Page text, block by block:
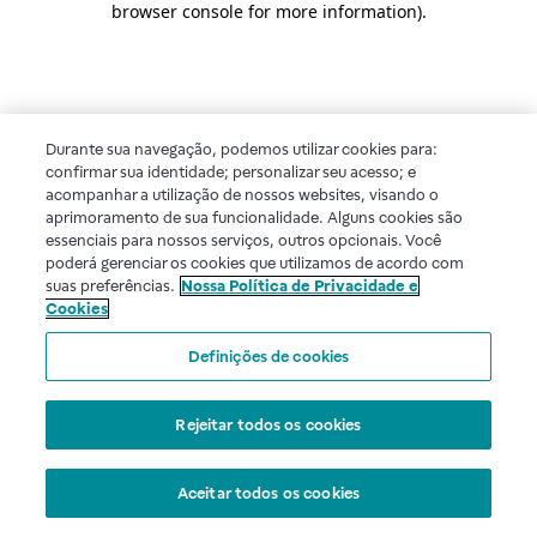
browser console for more information).
Durante sua navegação, podemos utilizar cookies para:
confirmar sua identidade; personalizar seu acesso; e
acompanhar a utilização de nossos websites, visando o
aprimoramento de sua funcionalidade. Alguns cookies são
essenciais para nossos serviços, outros opcionais. Você
poderá gerenciar os cookies que utilizamos de acordo com
suas preferências. Nossa Política de Privacidade e
Cookies
Definições de cookies
Rejeitar todos os cookies
Aceitar todos os cookies